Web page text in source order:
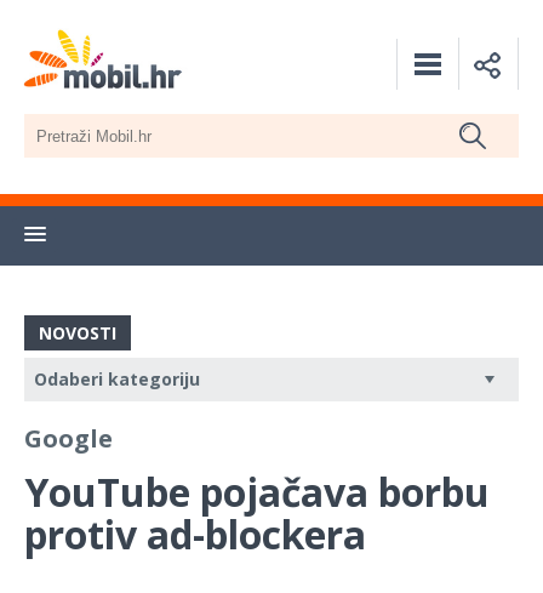
NOVOSTI
Google
YouTube pojačava borbu
protiv ad-blockera